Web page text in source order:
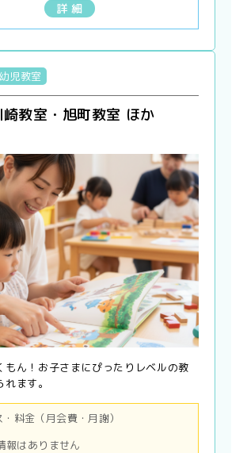
詳 細
幼児教室
教室・旭町教室 ほか
もん！お子さまにぴったりレベルの教
ます。
・料金（月会費・月謝）
報はありません